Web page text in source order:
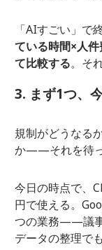
「AIすごい」で
ている時間×人
て比較する。そ
3. まず1つ、
規制がどうなる
か——それを待っ
今日の時点で、
円で使える。
つの業務——議事
データの整理で